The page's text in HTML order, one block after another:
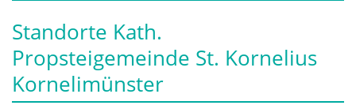
Standorte Kath.
Propsteigemeinde St. Kornelius
Kornelimünster